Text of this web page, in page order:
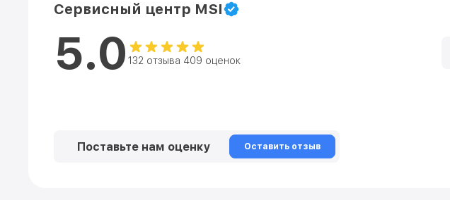
Сервисный центр MSI
5.0 132 отзыва 409 оценок
Поставьте нам оценку Оставить отзыв